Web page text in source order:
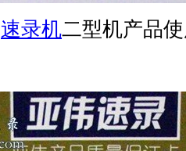
速录机二型机产品